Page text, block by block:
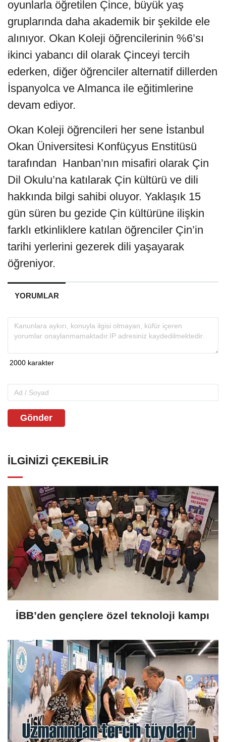
oyunlarla öğretilen Çince, büyük yaş
gruplarında daha akademik bir şekilde ele
alınıyor. Okan Koleji öğrencilerinin %6’sı
ikinci yabancı dil olarak Çinceyi tercih
ederken, diğer öğrenciler alternatif dillerden
İspanyolca ve Almanca ile eğitimlerine
devam ediyor.
Okan Koleji öğrencileri her sene İstanbul
Okan Üniversitesi Konfüçyus Enstitüsü
tarafından Hanban’nın misafiri olarak Çin
Dil Okulu’na katılarak Çin kültürü ve dili
hakkında bilgi sahibi oluyor. Yaklaşık 15
gün süren bu gezide Çin kültürüne ilişkin
farklı etkinliklere katılan öğrenciler Çin’in
tarihi yerlerini gezerek dili yaşayarak
öğreniyor.
YORUMLAR
Gönder
İLGINIZI ÇEKEBILIR
İBB’den gençlere özel teknoloji kampı